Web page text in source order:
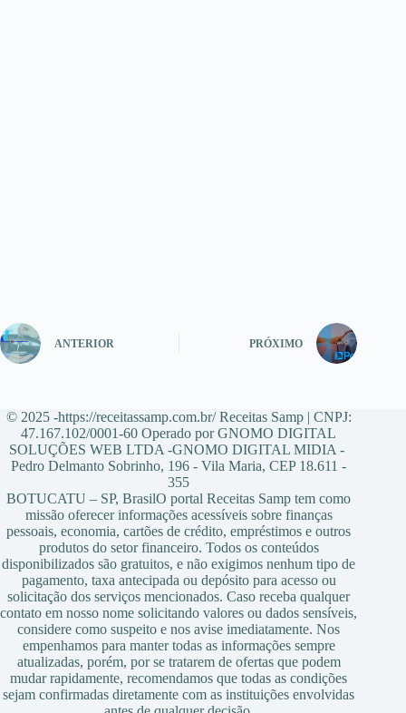
ANTERIOR PRÓXIMO
© 2025 -https://receitassamp.com.br/ Receitas Samp | CNPJ:
47.167.102/0001-60 Operado por GNOMO DIGITAL
SOLUÇÕES WEB LTDA -GNOMO DIGITAL MIDIA -
Pedro Delmanto Sobrinho, 196 - Vila Maria, CEP 18.611 -
355
BOTUCATU – SP, BrasilO portal Receitas Samp tem como
missão oferecer informações acessíveis sobre finanças
pessoais, economia, cartões de crédito, empréstimos e outros
produtos do setor financeiro. Todos os conteúdos
disponibilizados são gratuitos, e não exigimos nenhum tipo de
pagamento, taxa antecipada ou depósito para acesso ou
solicitação dos serviços mencionados. Caso receba qualquer
contato em nosso nome solicitando valores ou dados sensíveis,
considere como suspeito e nos avise imediatamente. Nos
empenhamos para manter todas as informações sempre
atualizadas, porém, por se tratarem de ofertas que podem
mudar rapidamente, recomendamos que todas as condições
sejam confirmadas diretamente com as instituições envolvidas